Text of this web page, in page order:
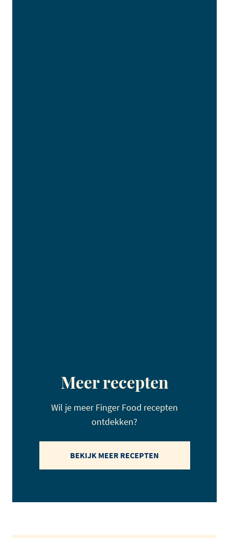
Meer recepten
Wil je meer Finger Food recepten
ontdekken?
BEKIJK MEER RECEPTEN